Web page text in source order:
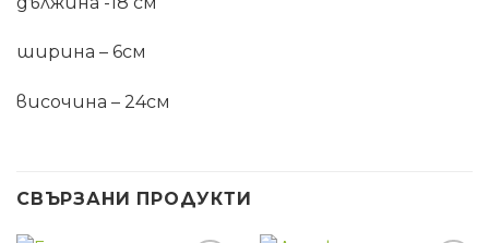
ширина – 6см
височина – 24см
СВЪРЗАНИ ПРОДУКТИ